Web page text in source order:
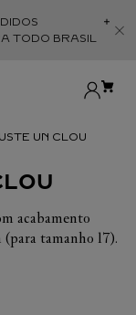
TODO BRASIL
UN CLOU
acabamento
tamanho 17).